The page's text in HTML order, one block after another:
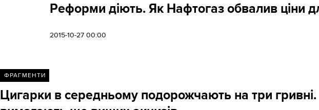
Реформи діють. Як Нафтогаз обвалив ціни
2015-10-27 00:00
ФРАГМЕНТИ
Цигарки в середньому подорожчають на три гривні.